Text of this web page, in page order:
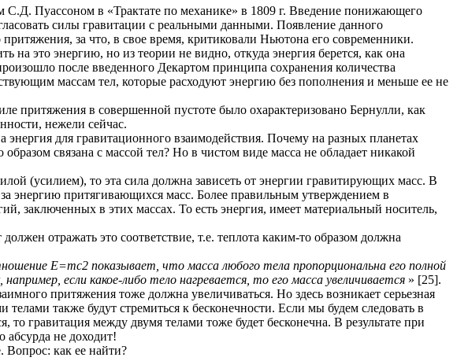
Пуассоном в «Трактате по механике» в 1809 г. Введение понижающего
силы гравитации с реальными данными. Появление данного
за что, в свое время, критиковали Ньютона его современники.
это энергию, но из теории не видно, откуда энергия берется, как она
после введенного Декартом принципа сохранения количества
массам тел, которые расходуют энергию без пополнения и меньше ее не
притяжения в совершенной пустоте было охарактеризовано Бернулли, как
нежели сейчас.
для гравитационного взаимодействия. Почему на разных планетах
связана с массой тел? Но в чистом виде масса не обладает никакой
(усилием), то эта сила должна зависеть от энергии гравитирующих масс. В
энергию притягивающихся масс. Более правильным утверждением в
заключенных в этих массах. То есть энергия, имеет материальный носитель,
отражать это соответствие, т.е. теплота каким-то образом должна
Е=mc2 показывает, что масса любого тела пропорциональна его полной
если какое-либо тело нагревается, то его масса увеличивается » [25].
притяжения тоже должна увеличиваться. Но здесь возникает серьезная
также будут стремиться к бесконечности. Если мы будем следовать в
то гравитация между двумя телами тоже будет бесконечна. В результате при
абсурда не доходит!
Вопрос: как ее найти?